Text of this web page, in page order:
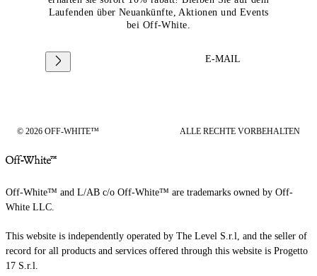
Laufenden über Neuankünfte, Aktionen und Events
bei Off-White.
E-MAIL
© 2026 OFF-WHITE™ ALLE RECHTE VORBEHALTEN
Off-White™ and L/AB c/o Off-White™ are trademarks owned by Off-
White LLC.
This website is independently operated by The Level S.r.l, and the seller of
record for all products and services offered through this website is Progetto
17 S.r.l.